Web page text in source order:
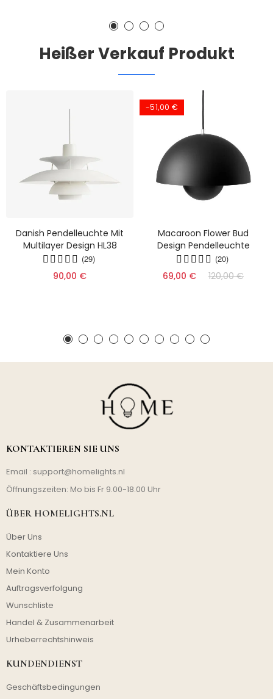
Heißer Verkauf Produkt
Danish Pendelleuchte Mit
Multilayer Design HL38
(29)
90,00 €
-51,00 €
Macaroon Flower Bud
Design Pendelleuchte
(20)
69,00 € 120,00 €
KONTAKTIEREN SIE UNS
Email : support@homelights.nl
Öffnungszeiten: Mo bis Fr 9.00-18.00 Uhr
ÜBER HOMELIGHTS.NL
Über Uns
Kontaktiere Uns
Mein Konto
Auftragsverfolgung
Wunschliste
Handel & Zusammenarbeit
Urheberrechtshinweis
KUNDENDIENST
Geschäftsbedingungen